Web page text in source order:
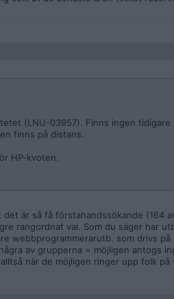
(LNU-03957). Finns ingen
finns på distans.
HP-kvoten.
är så få förstahandssökande (164
rangordnat val. Som du säger har
webbprogrammerarutb. som drivs
av grupperna = möjligen antogs
när de möjligen ringer upp folk på